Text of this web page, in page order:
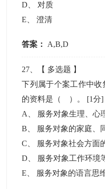
D
对质
E 、澄清
答案： A,B,D
27 、【 多选题 】
下列属于个案工作中
的资料是（ ）。 [1分]
A
服务对象生理、心
B
服务对象的家庭、
C
服务对象社会方面
D
服务对象工作环境
E
服务对象的语言思